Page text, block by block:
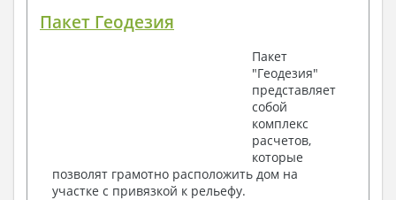
Пакет Геодезия
Пакет
"Геодезия"
представляет
собой
комплекс
расчетов,
которые
позволят грамотно расположить дом на
участке с привязкой к рельефу.